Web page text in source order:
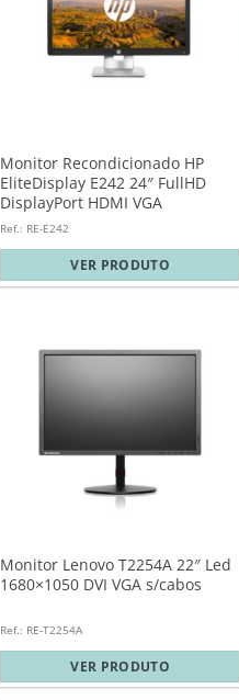
Monitor Recondicionado HP
EliteDisplay E242 24″ FullHD
DisplayPort HDMI VGA
Ref.: RE-E242
VER PRODUTO
Monitor Lenovo T2254A 22″ Led
1680×1050 DVI VGA s/cabos
Ref.: RE-T2254A
VER PRODUTO